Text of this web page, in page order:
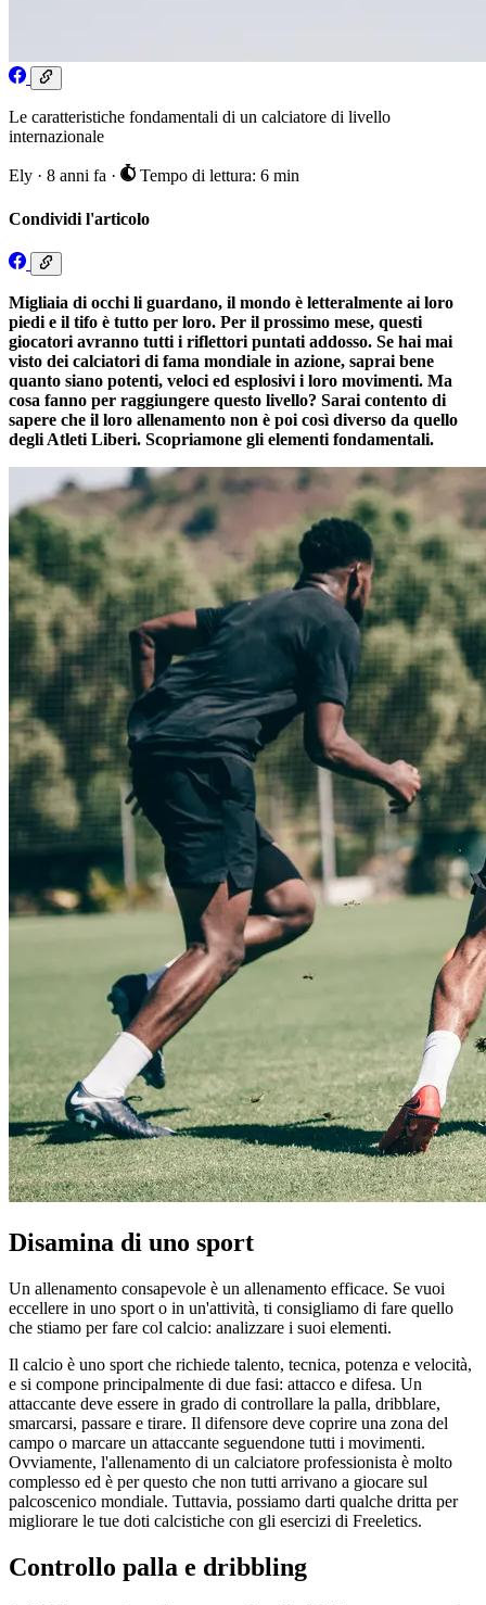
Le caratteristiche fondamentali di un calciatore di livello
internazionale
Ely · 8 anni fa · Tempo di lettura: 6 min
Condividi l'articolo
Migliaia di occhi li guardano, il mondo è letteralmente ai loro
piedi e il tifo è tutto per loro. Per il prossimo mese, questi
giocatori avranno tutti i riflettori puntati addosso. Se hai mai
visto dei calciatori di fama mondiale in azione, saprai bene
quanto siano potenti, veloci ed esplosivi i loro movimenti. Ma
cosa fanno per raggiungere questo livello? Sarai contento di
sapere che il loro allenamento non è poi così diverso da quello
degli Atleti Liberi. Scopriamone gli elementi fondamentali.
Disamina di uno sport
Un allenamento consapevole è un allenamento efficace. Se vuoi
eccellere in uno sport o in un'attività, ti consigliamo di fare quello
che stiamo per fare col calcio: analizzare i suoi elementi.
Il calcio è uno sport che richiede talento, tecnica, potenza e velocità,
e si compone principalmente di due fasi: attacco e difesa. Un
attaccante deve essere in grado di controllare la palla, dribblare,
smarcarsi, passare e tirare. Il difensore deve coprire una zona del
campo o marcare un attaccante seguendone tutti i movimenti.
Ovviamente, l'allenamento di un calciatore professionista è molto
complesso ed è per questo che non tutti arrivano a giocare sul
palcoscenico mondiale. Tuttavia, possiamo darti qualche dritta per
migliorare le tue doti calcistiche con gli esercizi di Freeletics.
Controllo palla e dribbling